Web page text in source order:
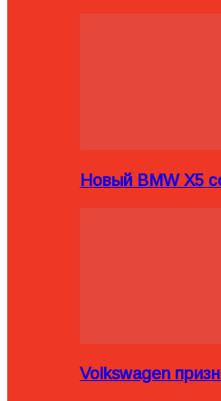
Новый BMW X5
Volkswagen